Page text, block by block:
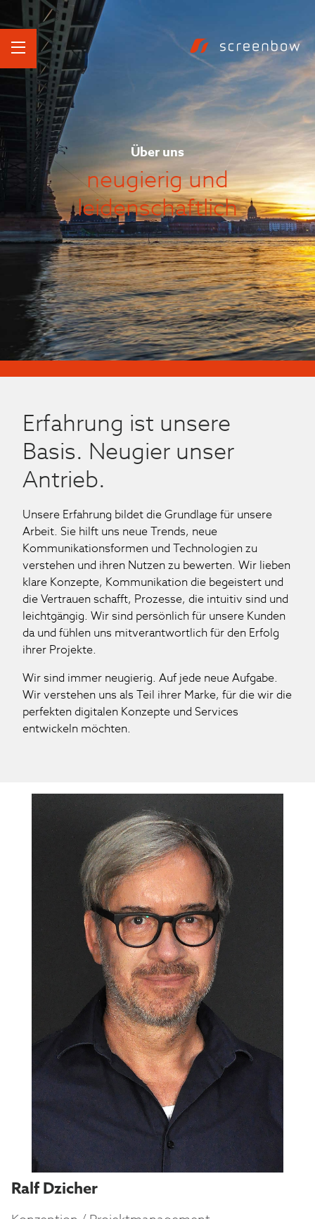
Über uns
neugierig und
leidenschaftlich
Erfahrung ist unsere
Basis. Neugier unser
Antrieb.
Unsere Erfahrung bildet die Grundlage für unsere
Arbeit. Sie hilft uns neue Trends, neue
Kommunikationsformen und Technologien zu
verstehen und ihren Nutzen zu bewerten. Wir lieben
klare Konzepte, Kommunikation die begeistert und
die Vertrauen schafft, Prozesse, die intuitiv sind und
leichtgängig. Wir sind persönlich für unsere Kunden
da und fühlen uns mitverantwortlich für den Erfolg
ihrer Projekte.
Wir sind immer neugierig. Auf jede neue Aufgabe.
Wir verstehen uns als Teil ihrer Marke, für die wir die
perfekten digitalen Konzepte und Services
entwickeln möchten.
Ralf Dzicher